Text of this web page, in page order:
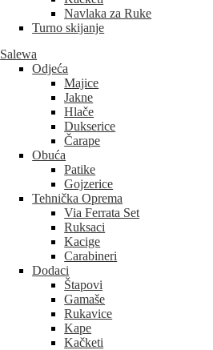
Navlaka za Ruke
Turno skijanje
Salewa
Odjeća
Majice
Jakne
Hlače
Dukserice
Čarape
Obuća
Patike
Gojzerice
Tehnička Oprema
Via Ferrata Set
Ruksaci
Kacige
Carabineri
Dodaci
Štapovi
Gamaše
Rukavice
Kape
Kačketi